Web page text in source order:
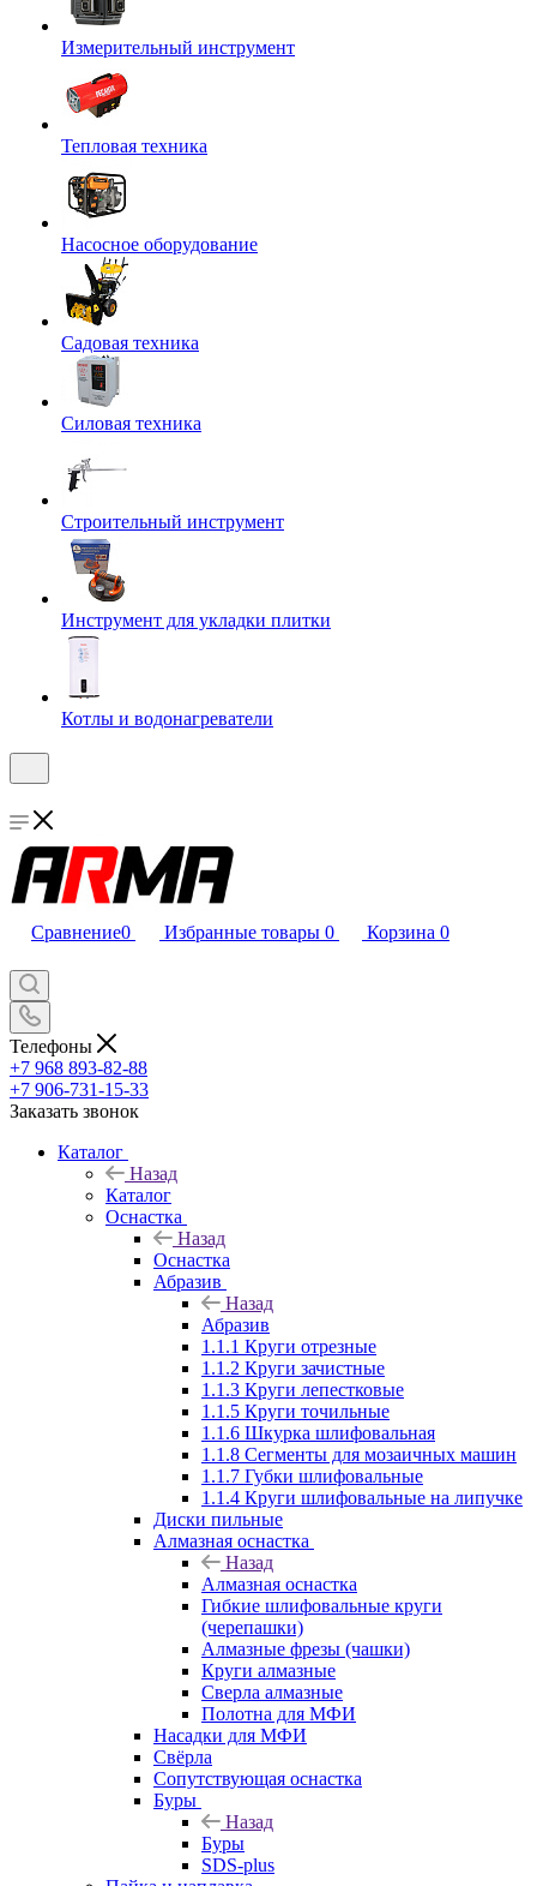
Измерительный инструмент
Тепловая техника
Насосное оборудование
Садовая техника
Силовая техника
Строительный инструмент
Инструмент для укладки плитки
Котлы и водонагреватели
Сравнение0 Избранные товары 0 Корзина 0
Телефоны
+7 968 893-82-88
+7 906-731-15-33
Заказать звонок
Каталог
Назад
Каталог
Оснастка
Назад
Оснастка
Абразив
Назад
Абразив
1.1.1 Круги отрезные
1.1.2 Круги зачистные
1.1.3 Круги лепестковые
1.1.5 Круги точильные
1.1.6 Шкурка шлифовальная
1.1.8 Сегменты для мозаичных машин
1.1.7 Губки шлифовальные
1.1.4 Круги шлифовальные на липучке
Диски пильные
Алмазная оснастка
Назад
Алмазная оснастка
Гибкие шлифовальные круги
(черепашки)
Алмазные фрезы (чашки)
Круги алмазные
Сверла алмазные
Полотна для МФИ
Насадки для МФИ
Свёрла
Сопутствующая оснастка
Буры
Назад
Буры
SDS-plus